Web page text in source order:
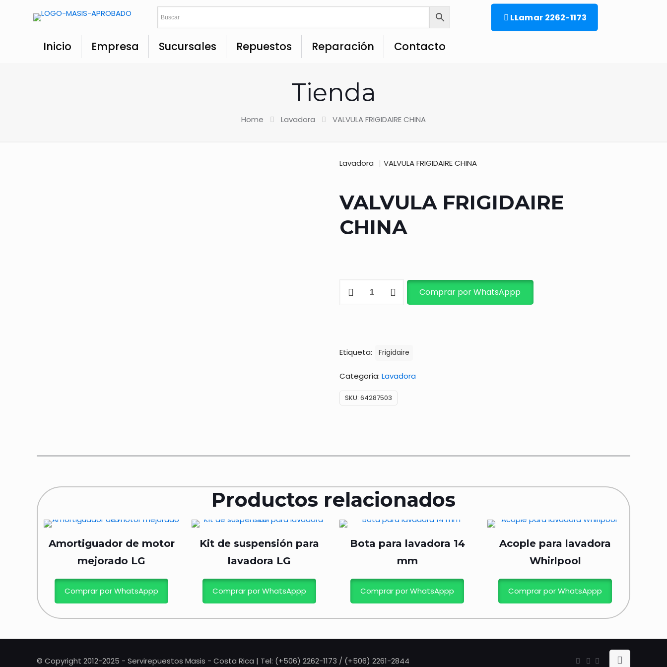
LLamar 2262-1173
Inicio Empresa Sucursales Repuestos Reparación Contacto
Tienda
Home Lavadora VALVULA FRIGIDAIRE CHINA
Lavadora | VALVULA FRIGIDAIRE CHINA
VALVULA FRIGIDAIRE
CHINA
Comprar por WhatsAppp
Etiqueta: Frigidaire
Categoría: Lavadora
SKU: 64287503
Productos relacionados
Amortiguador de motor
mejorado LG
Comprar por WhatsAppp
Kit de suspensión para
lavadora LG
Comprar por WhatsAppp
Bota para lavadora 14
mm
Comprar por WhatsAppp
Acople para lavadora
Whirlpool
Comprar por WhatsAppp
© Copyright 2012-2025 - Servirepuestos Masis - Costa Rica | Tel: (+506) 2262-1173 / (+506) 2261-2844